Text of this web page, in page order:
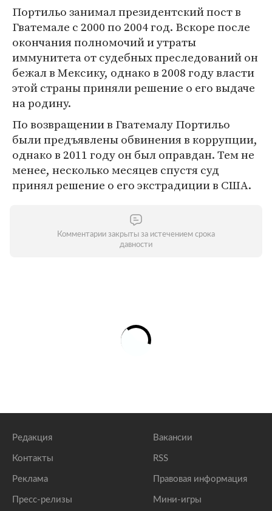
Портильо занимал президентский пост в
Гватемале с 2000 по 2004 год. Вскоре после
окончания полномочий и утраты
иммунитета от судебных преследований он
бежал в Мексику, однако в 2008 году власти
этой страны приняли решение о его выдаче
на родину.
По возвращении в Гватемалу Портильо
были предъявлены обвинения в коррупции,
однако в 2011 году он был оправдан. Тем не
менее, несколько месяцев спустя суд
принял решение о его экстрадиции в США.
Комментарии закрыты за истечением срока
давности
Редакция
Контакты
Реклама
Пресс-релизы
Вакансии
RSS
Правовая информация
Мини-игры